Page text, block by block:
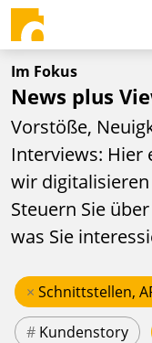
Im Fokus
News plus
Vorstöße,
Interviews: Hier
wir
Steuern Sie
was Sie
× Schnittstellen,
# Kundenstory